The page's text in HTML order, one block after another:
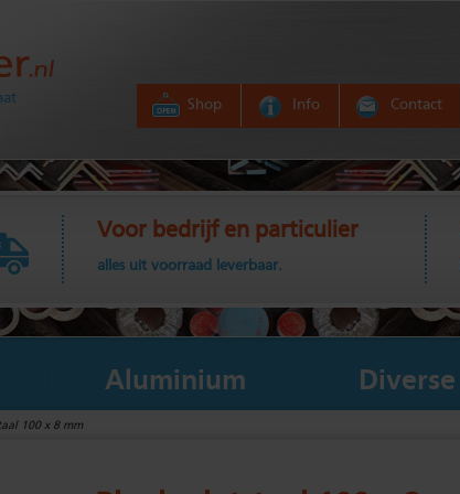
Shop Info Contact
Voor bedrijf en particulier
alles uit voorraad leverbaar.
Aluminium Diverse
100 x 8 mm